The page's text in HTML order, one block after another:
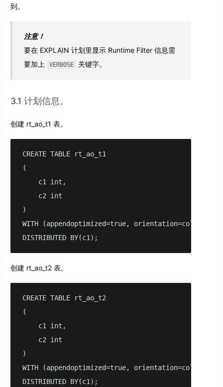
到。
注意！
要在 EXPLAIN 计划里显示 Runtime Filter 信息需
要加上
VERBOSE 关键字。
3.1 计划信息。
创建 rt_ao_t1 表。
CREATE TABLE rt_ao_t1
(
    c1 int,
    c2 int
)
WITH (appendoptimized=true, orientation=column,
DISTRIBUTED BY(c1);
创建 rt_ao_t2 表。
CREATE TABLE rt_ao_t2
(
    c1 int,
    c2 int
)
WITH (appendoptimized=true, orientation=column,
DISTRIBUTED BY(c1);